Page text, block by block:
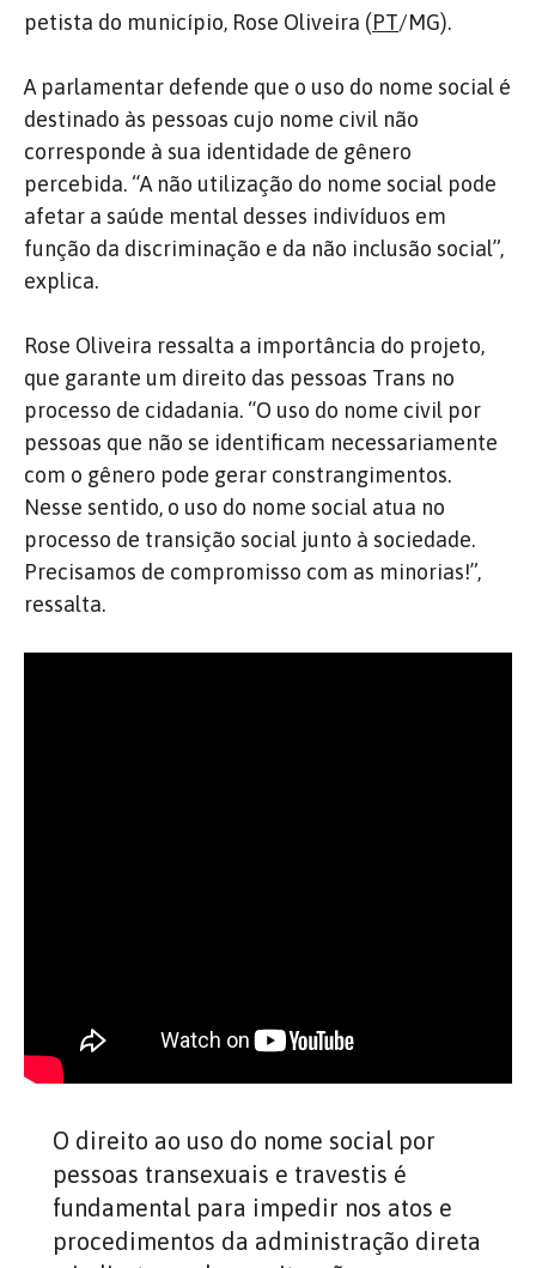
petista do município, Rose Oliveira (PT/MG).
A parlamentar defende que o uso do nome social é
destinado às pessoas cujo nome civil não
corresponde à sua identidade de gênero
percebida. “A não utilização do nome social pode
afetar a saúde mental desses indivíduos em
função da discriminação e da não inclusão social”,
explica.
Rose Oliveira ressalta a importância do projeto,
que garante um direito das pessoas Trans no
processo de cidadania. “O uso do nome civil por
pessoas que não se identificam necessariamente
com o gênero pode gerar constrangimentos.
Nesse sentido, o uso do nome social atua no
processo de transição social junto à sociedade.
Precisamos de compromisso com as minorias!”,
ressalta.
O direito ao uso do nome social por
pessoas transexuais e travestis é
fundamental para impedir nos atos e
procedimentos da administração direta